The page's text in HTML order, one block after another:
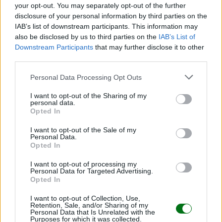
your opt-out. You may separately opt-out of the further
disclosure of your personal information by third parties on the
IAB’s list of downstream participants. This information may
also be disclosed by us to third parties on the IAB’s List of
Downstream Participants that may further disclose it to other
Personal Data Processing Opt Outs
I want to opt-out of the Sharing of my
personal data.
Opted In
I want to opt-out of the Sale of my
Personal Data.
Opted In
I want to opt-out of processing my
Personal Data for Targeted Advertising.
Opted In
I want to opt-out of Collection, Use,
Retention, Sale, and/or Sharing of my
Personal Data that Is Unrelated with the
Purposes for which it was collected.
Manzana, la fruta que debes comer a diario por
sus impresionantes beneficios